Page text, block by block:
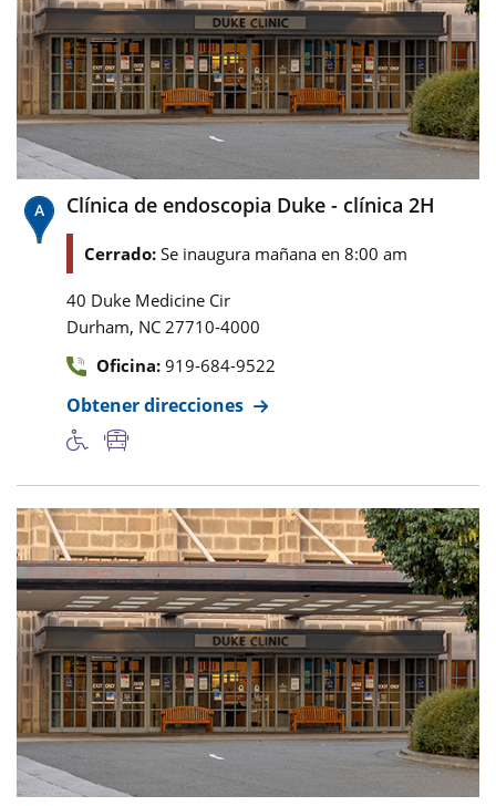
Clínica de endoscopia Duke - clínica 2H
Cerrado: Se inaugura mañana en 8:00 am
40 Duke Medicine Cir
Durham, NC 27710-4000
Oficina: 919-684-9522
Obtener direcciones